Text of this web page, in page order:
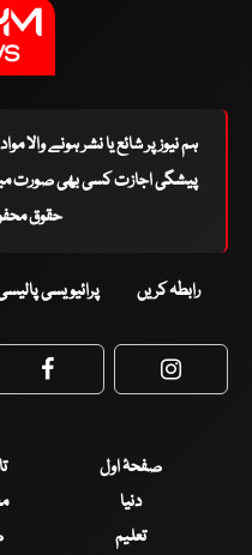
ہم نیوز پر شائع یا نشر ہونے والا
پیشگی اجازت کسی بھی صورت
حقوق
رابطہ کریں پرائیویسی
Facebook
صفحۂ اول
دنیا
تعلیم